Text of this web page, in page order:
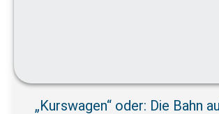
„Kurswagen“ oder: Die Bahn